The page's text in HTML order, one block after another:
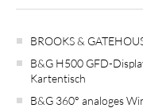
BROOKS &
B&G H500 GFD-
Kartentisch
B&G 360° analoges